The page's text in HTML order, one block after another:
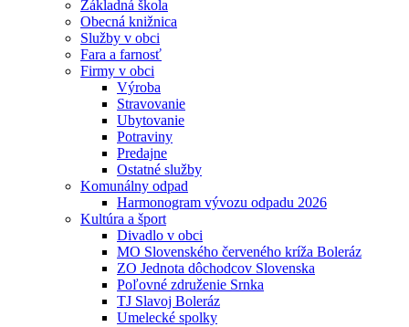
Základná škola
Obecná knižnica
Služby v obci
Fara a farnosť
Firmy v obci
Výroba
Stravovanie
Ubytovanie
Potraviny
Predajne
Ostatné služby
Komunálny odpad
Harmonogram vývozu odpadu 2026
Kultúra a šport
Divadlo v obci
MO Slovenského červeného kríža Boleráz
ZO Jednota dôchodcov Slovenska
Poľovné združenie Srnka
TJ Slavoj Boleráz
Umelecké spolky